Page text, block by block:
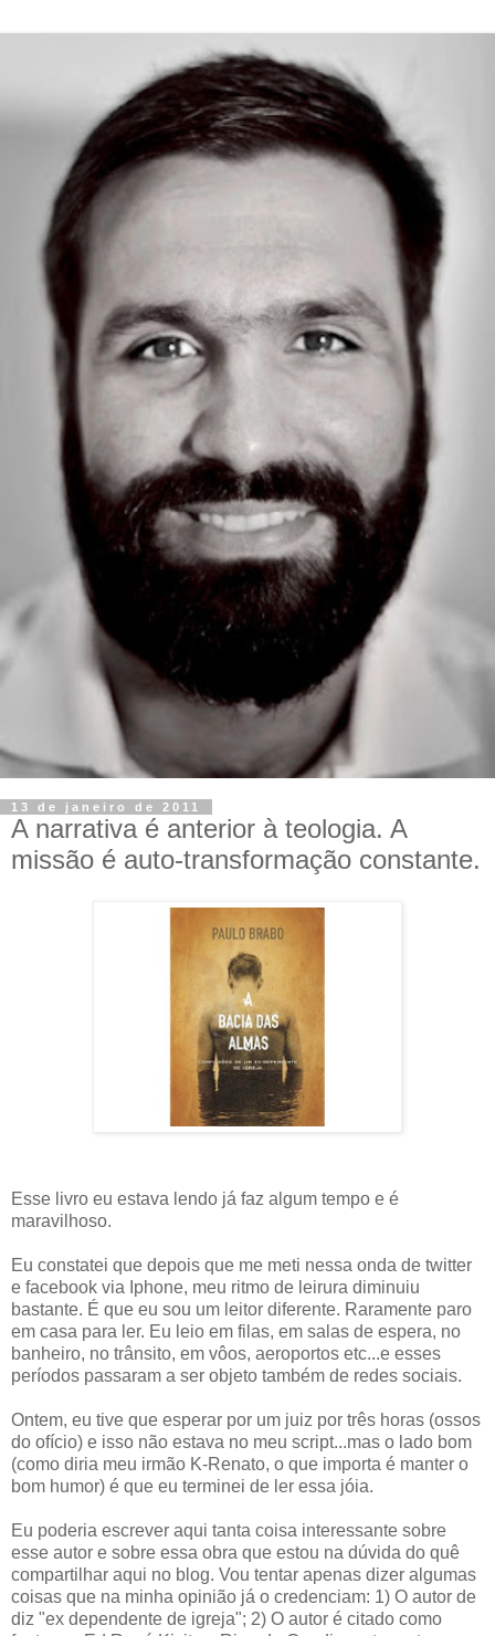
13 de janeiro de 2011
A narrativa é anterior à teologia. A
missão é auto-transformação constante.
Esse livro eu estava lendo já faz algum tempo e é
maravilhoso.
Eu constatei que depois que me meti nessa onda de twitter
e facebook via Iphone, meu ritmo de leirura diminuiu
bastante. É que eu sou um leitor diferente. Raramente paro
em casa para ler. Eu leio em filas, em salas de espera, no
banheiro, no trânsito, em vôos, aeroportos etc...e esses
períodos passaram a ser objeto também de redes sociais.
Ontem, eu tive que esperar por um juiz por três horas (ossos
do ofício) e isso não estava no meu script...mas o lado bom
(como diria meu irmão K-Renato, o que importa é manter o
bom humor) é que eu terminei de ler essa jóia.
Eu poderia escrever aqui tanta coisa interessante sobre
esse autor e sobre essa obra que estou na dúvida do quê
compartilhar aqui no blog. Vou tentar apenas dizer algumas
coisas que na minha opinião já o credenciam: 1) O autor de
diz "ex dependente de igreja"; 2) O autor é citado como